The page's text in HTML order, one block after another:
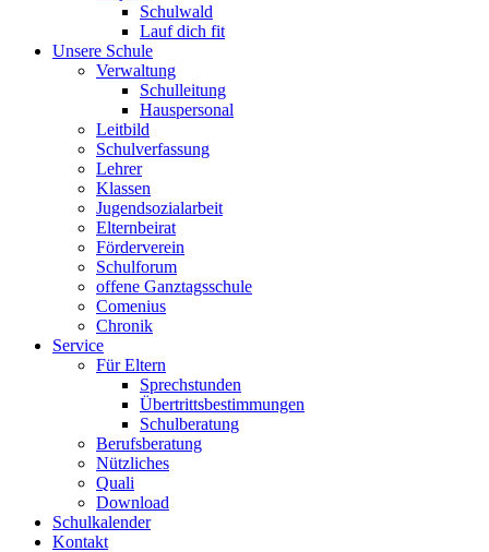
Schulwald
Lauf dich fit
Unsere Schule
Verwaltung
Schulleitung
Hauspersonal
Leitbild
Schulverfassung
Lehrer
Klassen
Jugendsozialarbeit
Elternbeirat
Förderverein
Schulforum
offene Ganztagsschule
Comenius
Chronik
Service
Für Eltern
Sprechstunden
Übertrittsbestimmungen
Schulberatung
Berufsberatung
Nützliches
Quali
Download
Schulkalender
Kontakt